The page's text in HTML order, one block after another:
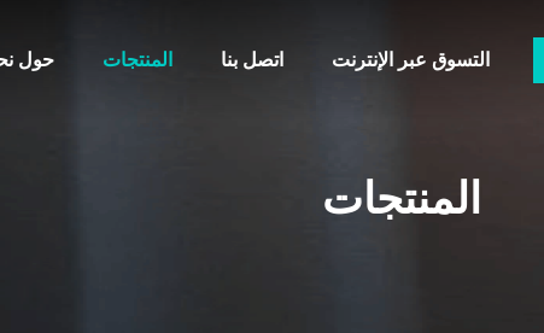
حول المنتجات اتصل بنا التسوق عبر الإنترنت
المنتجات